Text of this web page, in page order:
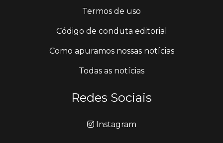
Termos de uso
Código de conduta editorial
Como apuramos nossas notícias
Todas as notícias
Redes Sociais
Instagram